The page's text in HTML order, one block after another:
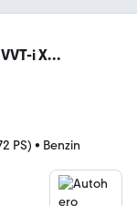
i X
PS) • Benzin